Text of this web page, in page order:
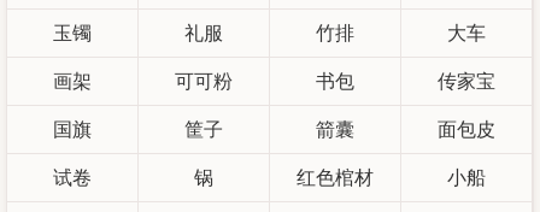
玉镯 礼服 竹排 大车
画架 可可粉 书包 传家宝
国旗 筐子 箭囊 面包皮
试卷 锅 红色棺材 小船